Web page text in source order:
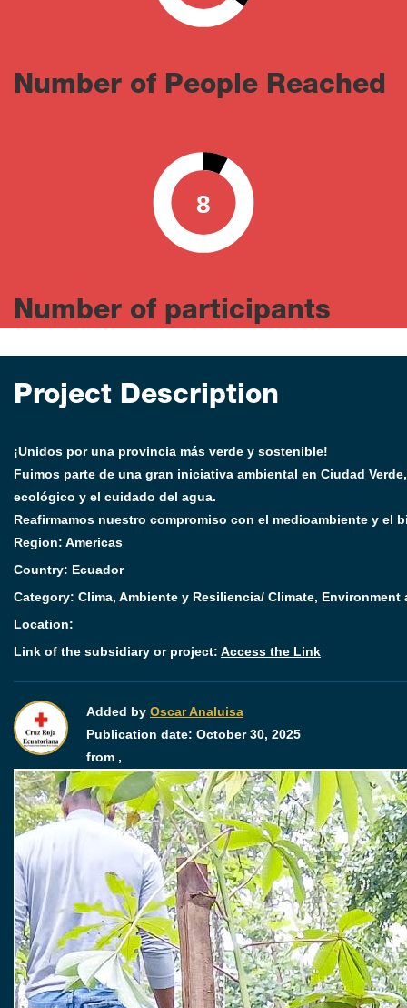
Number of People Reached
8
0 100
Number of participants
Project Description
¡Unidos por una provincia más verde y sostenible!
Fuimos parte de una gran iniciativa ambiental en Ciudad
ecológico y el cuidado del agua.
Reafirmamos nuestro compromiso con el medioambiente y el
Region: Americas
Country: Ecuador
Category: Clima, Ambiente y Resiliencia/ Climate, Environment
Location:
Link of the subsidiary or project: Access the Link
Added by Oscar Analuisa
Publication date: October 30, 2025
from ,